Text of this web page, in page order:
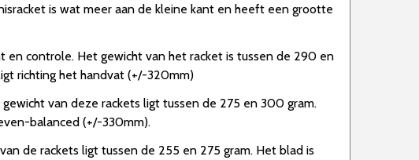
is wat meer aan de kleine kant en heeft een grootte
en controle. Het gewicht van het racket is tussen de 290 en
richting het handvat (+/-320mm)
van deze rackets ligt tussen de 275 en 300 gram.
balanced (+/-330mm).
de rackets ligt tussen de 255 en 275 gram. Het blad is